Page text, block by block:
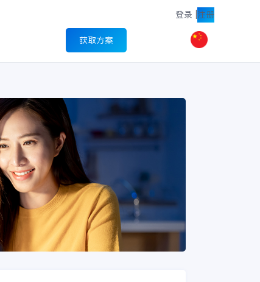
登录 注册
获取方案